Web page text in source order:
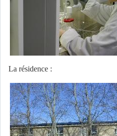
La résidence :